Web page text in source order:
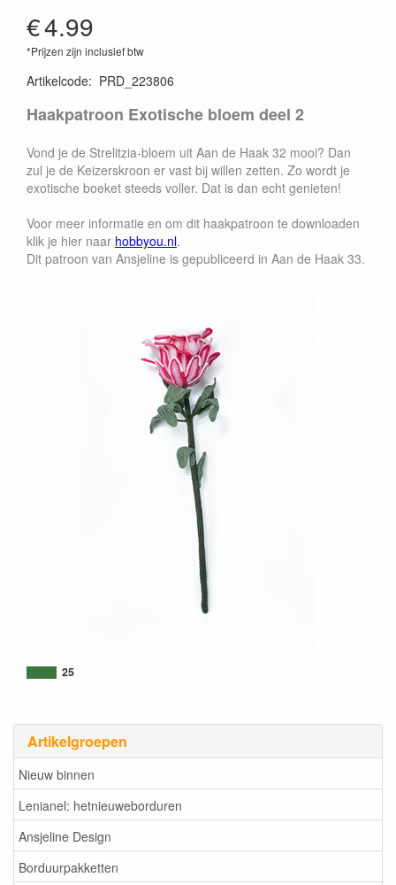
Artikelgroepen
Nieuw binnen
Lenianel: hetnieuweborduren
Ansjeline Design
Borduurpakketten
€4.99
*Prijzen zijn inclusief btw
Artikelcode: PRD_223806
Haakpatroon Exotische bloem deel 2
Vond je de Strelitzia-bloem uit Aan de Haak 32 mooi? Dan
zul je de Keizerskroon er vast bij willen zetten. Zo wordt je
exotische boeket steeds voller. Dat is dan echt genieten!
Voor meer informatie en om dit haakpatroon te downloaden
klik je hier naar hobbyou.nl.
Dit patroon van Ansjeline is gepubliceerd in Aan de Haak 33.
25